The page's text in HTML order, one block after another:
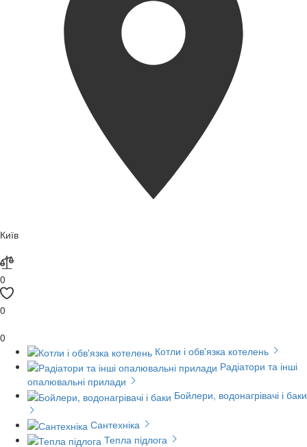
Київ
0
0
0
Котли і обв'язка котелень
Радіатори та інші
опалювальні прилади
Бойлери, водонагрівачі і баки
Сантехніка
Тепла підлога